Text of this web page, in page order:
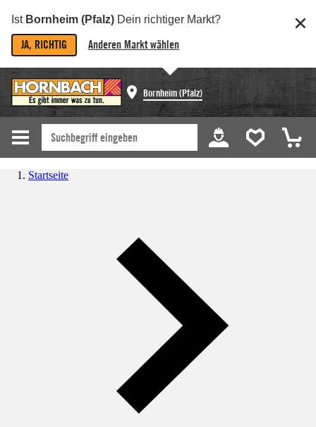
Ist Bornheim (Pfalz) Dein richtiger Markt?
JA, RICHTIG Anderen Markt wählen
Bornheim (Pfalz)
Startseite